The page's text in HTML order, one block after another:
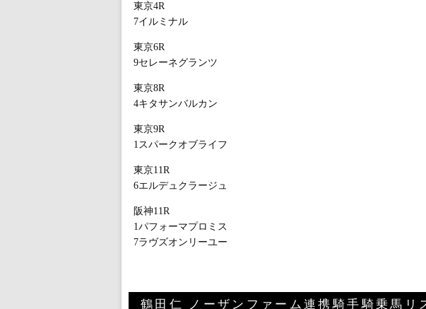
東京4R
7イルミナル
東京6R
9セレーネグランツ
東京8R
4キタサンバルカン
東京9R
1スパークオブライフ
東京11R
6エルデュクラージュ
阪神11R
1パフォーマプロミス
7ラヴズオンリーユー
鶴田仁 ノーザンファーム連携騎手騎乗馬